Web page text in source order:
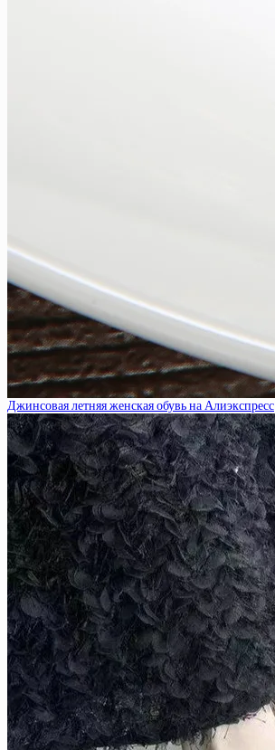
Джинсовая летняя женская обувь на Алиэкспресс